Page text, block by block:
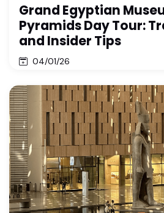
Grand Egyptian
Pyramids Day Tour:
and Insider Tips
04/01/26